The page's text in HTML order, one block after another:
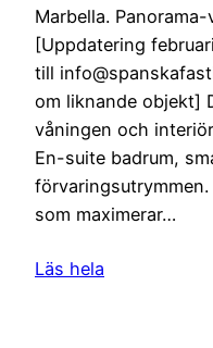
Marbella.
[Uppdatering
till
om liknande objekt]
våningen och
En-suite badrum,
som maximerar…
Läs hela